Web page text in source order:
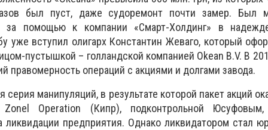
был пуст, даже судоремонт почти замер. Был
за помощью к компании «Смарт-Холдинг» в
уже вступил олигарх Константин Жеваго, который
пустышкой – голландской компанией Оkean B.V. В
правомерность операций с акциями и долгами завода.
манипуляций, в результате которой пакет акций
Zonel Operation (Кипр), подконтрольной
ликвидации предприятия. Однако ликвидатором стал